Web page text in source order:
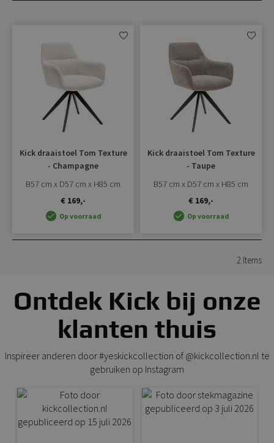
Kick draaistoel Tom Texture
- Champagne
B57 cm x D57 cm x H85 cm
€ 169,-
Op voorraad
Kick draaistoel Tom Texture
- Taupe
B57 cm x D57 cm x H85 cm
€ 169,-
Op voorraad
2 Items
Ontdek Kick bij onze
klanten thuis
Inspireer anderen door #yeskickcollection of @kickcollection.nl te
gebruiken op Instagram